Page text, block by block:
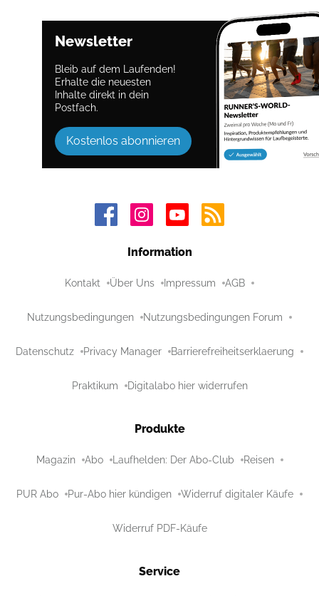
Newsletter
Bleib auf dem Laufenden!
Erhalte die neuesten
Inhalte direkt in dein
Postfach.
Kostenlos abonnieren
Information
Kontakt Über Uns Impressum AGB
Nutzungsbedingungen Nutzungsbedingungen Forum
Datenschutz Privacy Manager Barrierefreiheitserklaerung
Praktikum Digitalabo hier widerrufen
Produkte
Magazin Abo Laufhelden: Der Abo-Club Reisen
PUR Abo Pur-Abo hier kündigen Widerruf digitaler Käufe
Widerruf PDF-Käufe
Service